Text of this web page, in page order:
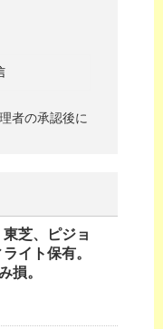
者の承認後に
芝、ピジョ
イト保有。
損。